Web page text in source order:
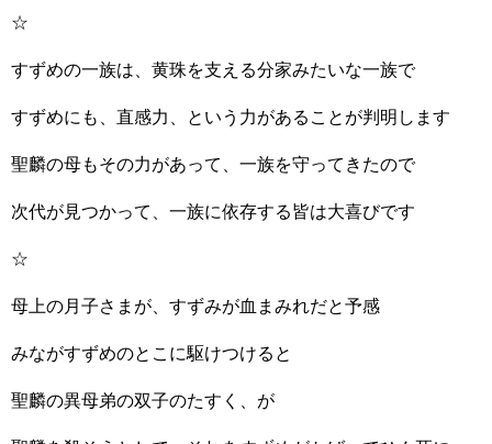
☆
すずめの一族は、黄珠を支える分家みたいな一族で
すずめにも、直感力、という力があることが判明します
聖麟の母もその力があって、一族を守ってきたので
次代が見つかって、一族に依存する皆は大喜びです
☆
母上の月子さまが、すずみが血まみれだと予感
みながすずめのとこに駆けつけると
聖麟の異母弟の双子のたすく、が